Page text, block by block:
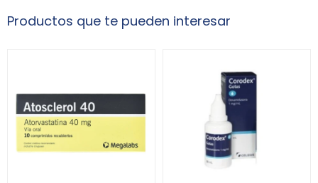
Productos que te pueden interesar